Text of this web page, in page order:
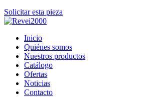
Solicitar esta pieza
Inicio
Quiénes somos
Nuestros productos
Catálogo
Ofertas
Noticias
Contacto